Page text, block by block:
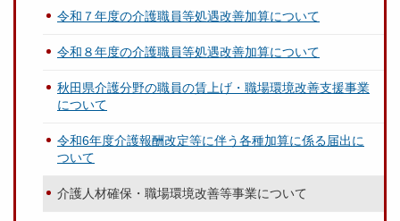
令和７年度の介護職員等処遇改善加算について
令和８年度の介護職員等処遇改善加算について
秋田県介護分野の職員の賃上げ・職場環境改善支援事業
について
令和6年度介護報酬改定等に伴う各種加算に係る届出に
ついて
介護人材確保・職場環境改善等事業について